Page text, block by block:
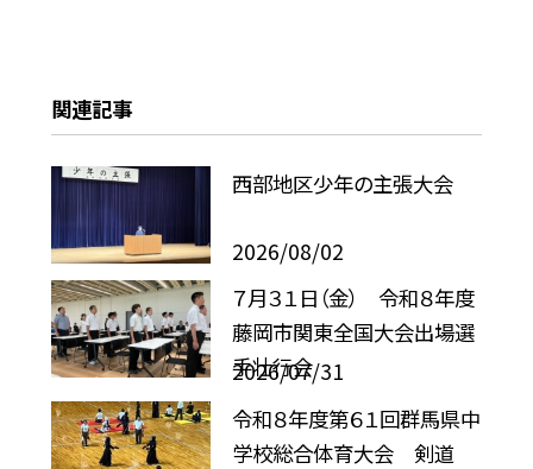
関連記事
西部地区少年の主張大会
2026/08/02
７月３１日（金） 令和８年度
藤岡市関東全国大会出場選
手壮行会
2026/07/31
令和８年度第６１回群馬県中
学校総合体育大会 剣道